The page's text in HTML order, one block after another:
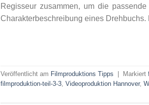
Regisseur zusammen, um die
Charakterbeschreibung eines
Veröffentlicht am Filmproduktions Tipps Markiert
filmproduktion-teil-3-3, Videoproduktion Hannover,